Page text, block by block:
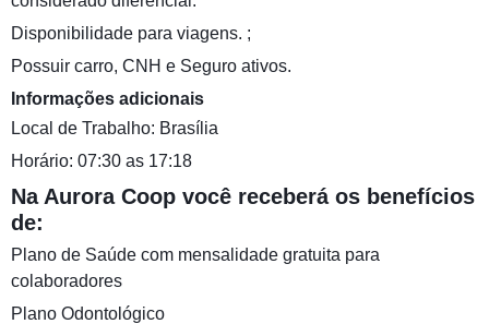
Disponibilidade para viagens. ;
Possuir carro, CNH e Seguro ativos.
Informações adicionais
Local de Trabalho: Brasília
Horário: 07:30 as 17:18
Na Aurora Coop você receberá os benefícios
de:
Plano de Saúde com mensalidade gratuita para
colaboradores
Plano Odontológico